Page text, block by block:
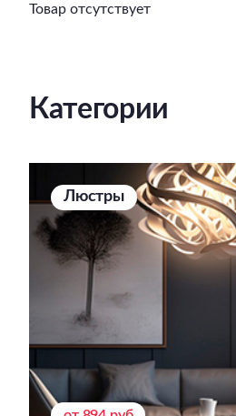
Товар отсутствует
Категории
Люстры